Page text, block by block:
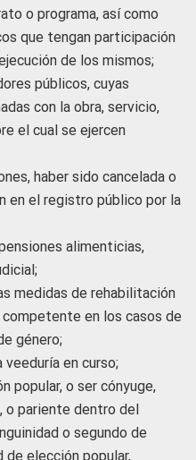
o programa, así como
que tengan participación
de los mismos;
públicos, cuyas
con la obra, servicio,
el cual se ejercen
haber sido cancelada o
en el registro público por la
alimenticias,
medidas de rehabilitación
en los casos de
género;
veeduría en curso;
popular, o ser cónyuge,
o pariente dentro del
o segundo de
de elección popular,